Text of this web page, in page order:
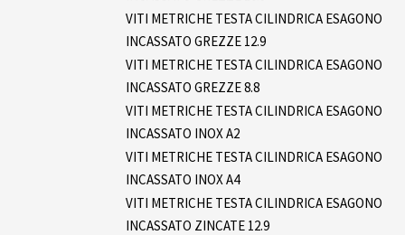
VITI METRICHE TESTA CILINDRICA ESAGONO
INCASSATO GREZZE 12.9
VITI METRICHE TESTA CILINDRICA ESAGONO
INCASSATO GREZZE 8.8
VITI METRICHE TESTA CILINDRICA ESAGONO
INCASSATO INOX A2
VITI METRICHE TESTA CILINDRICA ESAGONO
INCASSATO INOX A4
VITI METRICHE TESTA CILINDRICA ESAGONO
INCASSATO ZINCATE 12.9